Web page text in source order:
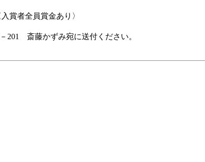
賞者全員賞金あり〉
201 斎藤かずみ宛に送付ください。